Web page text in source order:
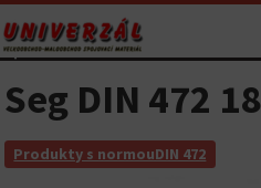
Seg DIN 472 18
Produkty s normouDIN 472